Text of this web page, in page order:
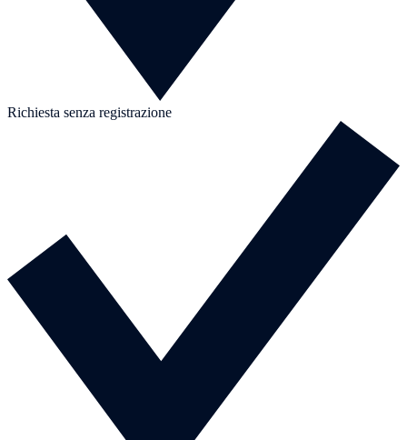
Richiesta senza registrazione